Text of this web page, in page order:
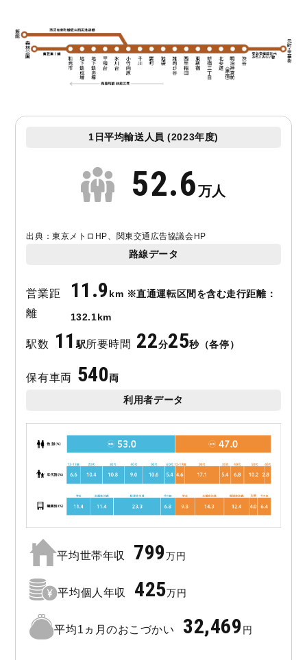
1日平均輸送人員 (2023年度)
52.6万人
出典：東京メトロHP、関東交通広告協議会HP
路線データ
営業距
離
11.9km ※直通運転区間を含む走行距離：
132.1km
駅数 11駅所要時間 22分25秒（各停）
保有車両 540両
利用者データ
平均世帯年収 799万円
平均個人年収 425万円
平均1ヵ月のおこづかい 32,469円